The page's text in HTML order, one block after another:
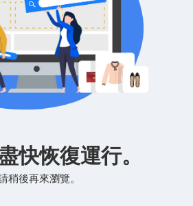
快恢復運行。
稍後再來瀏覽。